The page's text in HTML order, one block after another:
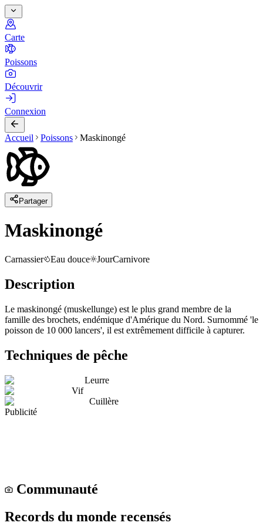
Carte
Poissons
Découvrir
Connexion
Accueil Poissons Maskinongé
Partager
Maskinongé
Carnassier Eau douce JourCarnivore
Description
Le maskinongé (muskellunge) est le plus grand membre de la
famille des brochets, endémique d'Amérique du Nord. Surnommé 'le
poisson de 10 000 lancers', il est extrêmement difficile à capturer.
Techniques de pêche
Leurre
Vif
Cuillère
Publicité
Communauté
Records du monde recensés